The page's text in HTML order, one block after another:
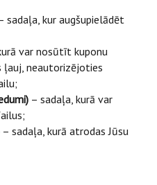
sadaļa, kur augšupielādēt
var nosūtīt kuponu
ļauj, neautorizējoties
– sadaļa, kurā var
– sadaļa, kurā atrodas Jūsu